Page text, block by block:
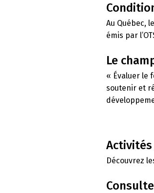
Au Québec,
émis par
Le
« Évaluer le
soutenir et
Découvrez